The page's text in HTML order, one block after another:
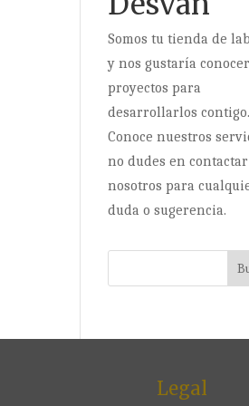
Somos tu tienda de
y nos gustaría
proyectos para
desarrollarlos contigo.
Conoce nuestros
no dudes en
nosotros para
duda o sugerencia.
Legal